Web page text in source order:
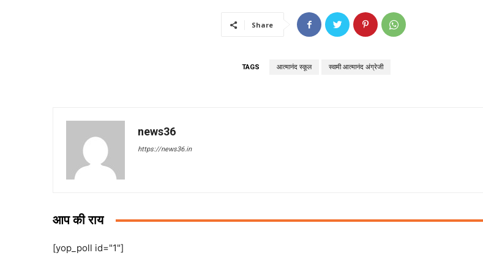
Share
TAGS आत्मानंद स्कूल स्वामी आत्मानंद अंग्रेजी
news36
https://news36.in
आप की राय
[yop_poll id="1"]